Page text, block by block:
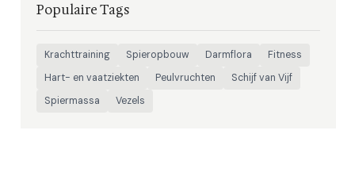
Populaire Tags
Krachttraining Spieropbouw Darmflora
Fitness
Hart- en vaatziekten
Peulvruchten
Schijf van Vijf
Spiermassa
Vezels